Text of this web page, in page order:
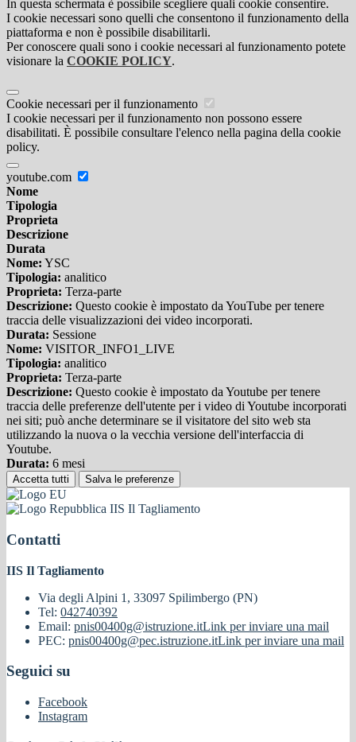
In questa schermata è possibile scegliere quali cookie consentire.
I cookie necessari sono quelli che consentono il funzionamento della
piattaforma e non è possibile disabilitarli.
Per conoscere quali sono i cookie necessari al funzionamento potete
visionare la COOKIE POLICY.
Cookie necessari per il funzionamento
I cookie necessari per il funzionamento non possono essere
disabilitati. È possibile consultare l'elenco nella pagina della cookie
policy.
youtube.com
Nome
Tipologia
Proprieta
Descrizione
Durata
Nome: YSC
Tipologia: analitico
Proprieta: Terza-parte
Descrizione: Questo cookie è impostato da YouTube per tenere
traccia delle visualizzazioni dei video incorporati.
Durata: Sessione
Nome: VISITOR_INFO1_LIVE
Tipologia: analitico
Proprieta: Terza-parte
Descrizione: Questo cookie è impostato da Youtube per tenere
traccia delle preferenze dell'utente per i video di Youtube incorporati
nei siti; può anche determinare se il visitatore del sito web sta
utilizzando la nuova o la vecchia versione dell'interfaccia di
Youtube.
Durata: 6 mesi
Accetta tutti Salva le preferenze
IIS Il Tagliamento
Contatti
IIS Il Tagliamento
Via degli Alpini 1, 33097 Spilimbergo (PN)
Tel: 042740392
Email: pnis00400g@istruzione.itLink per inviare una mail
PEC: pnis00400g@pec.istruzione.itLink per inviare una mail
Seguici su
Facebook
Instagram